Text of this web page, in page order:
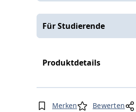
Für Studierende
Produktdetails
Merken Bewerten